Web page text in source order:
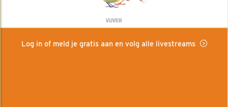
VIJVER
Log in of meld je gratis aan en volg alle livestreams